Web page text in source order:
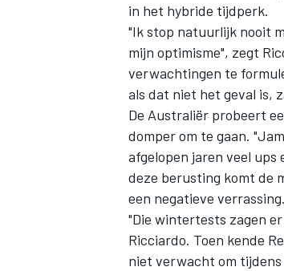
in het hybride tijdperk.
"Ik stop natuurlijk nooit
mijn optimisme", zegt
verwachtingen te
als dat niet het geval is,
De Australiër probeert
domper om te gaan.
afgelopen jaren veel ups
deze berusting komt de
een negatieve verrassing.
"Die wintertests zagen
Ricciardo. Toen kende
niet verwacht om